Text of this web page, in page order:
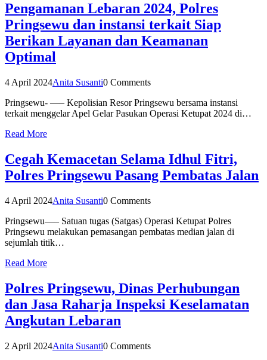
Pengamanan Lebaran 2024, Polres
Pringsewu dan instansi terkait Siap
Berikan Layanan dan Keamanan
Optimal
4 April 2024Anita Susanti0 Comments
Pringsewu- —– Kepolisian Resor Pringsewu bersama instansi
terkait menggelar Apel Gelar Pasukan Operasi Ketupat 2024 di…
Read More
Cegah Kemacetan Selama Idhul Fitri,
Polres Pringsewu Pasang Pembatas Jalan
4 April 2024Anita Susanti0 Comments
Pringsewu—– Satuan tugas (Satgas) Operasi Ketupat Polres
Pringsewu melakukan pemasangan pembatas median jalan di
sejumlah titik…
Read More
Polres Pringsewu, Dinas Perhubungan
dan Jasa Raharja Inspeksi Keselamatan
Angkutan Lebaran
2 April 2024Anita Susanti0 Comments